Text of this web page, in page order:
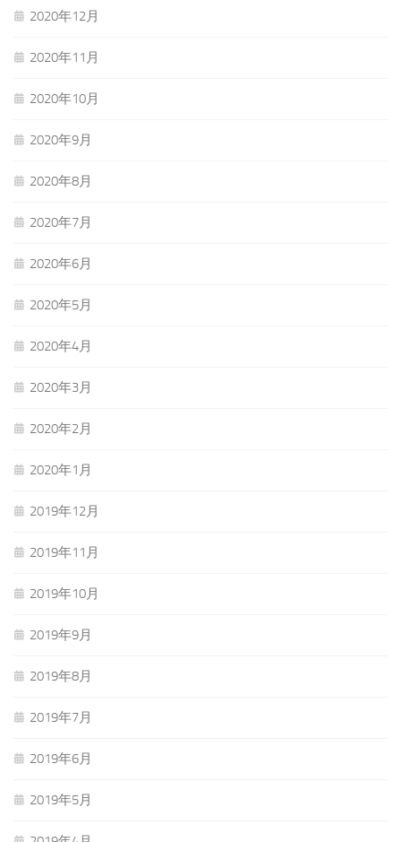
2020年12月
2020年11月
2020年10月
2020年9月
2020年8月
2020年7月
2020年6月
2020年5月
2020年4月
2020年3月
2020年2月
2020年1月
2019年12月
2019年11月
2019年10月
2019年9月
2019年8月
2019年7月
2019年6月
2019年5月